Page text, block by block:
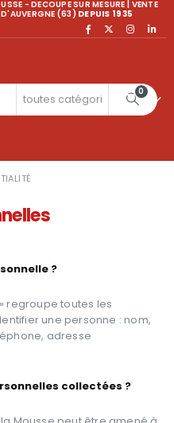
- DECOUPE SUR MESURE | VENTE
(63) DEPUIS 1935
0
?
regroupe toutes les
une personne : nom,
adresse
collectées ?